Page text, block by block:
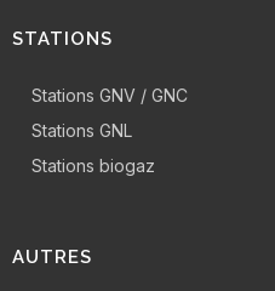
STATIONS
Stations GNV / GNC
Stations GNL
Stations biogaz
AUTRES